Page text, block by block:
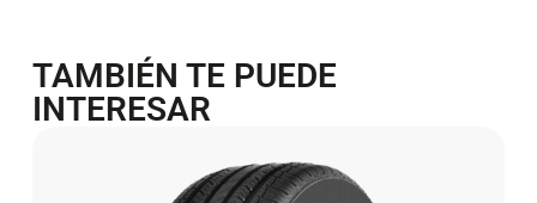
TAMBIÉN TE PUEDE
INTERESAR